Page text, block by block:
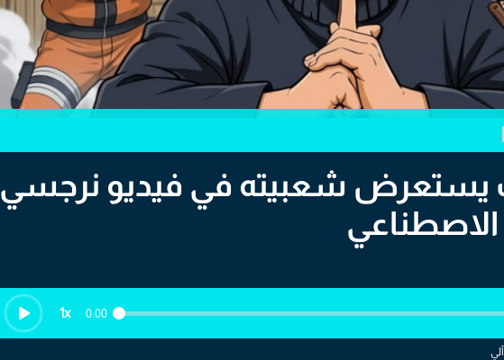
يستعرض شعبيته في فيديو نرجسي
الاصطناعي
0:00
1x